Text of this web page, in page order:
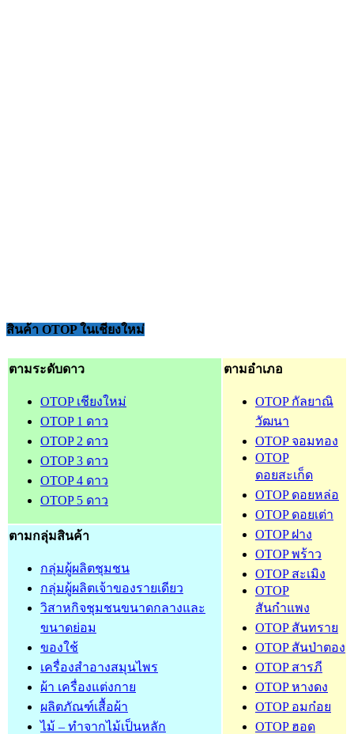
สินค้า OTOP ในเชียงใหม่
ตามระดับดาว
OTOP เชียงใหม่
OTOP 1 ดาว
OTOP 2 ดาว
OTOP 3 ดาว
OTOP 4 ดาว
OTOP 5 ดาว
ตามอำเภอ
OTOP กัลยาณิ
วัฒนา
OTOP จอมทอง
OTOP
ดอยสะเก็ด
OTOP ดอยหล่อ
OTOP ดอยเต่า
OTOP ฝาง
OTOP พร้าว
OTOP สะเมิง
OTOP
สันกำแพง
OTOP สันทราย
OTOP สันป่าตอง
OTOP สารภี
OTOP หางดง
OTOP อมก๋อย
OTOP ฮอด
ตามกลุ่มสินค้า
กลุ่มผู้ผลิตชุมชน
กลุ่มผู้ผลิตเจ้าของรายเดียว
วิสาหกิจชุมชนขนาดกลางและ
ขนาดย่อม
ของใช้
เครื่องสำอางสมุนไพร
ผ้า เครื่องแต่งกาย
ผลิตภัณฑ์เสื้อผ้า
ไม้ – ทำจากไม้เป็นหลัก